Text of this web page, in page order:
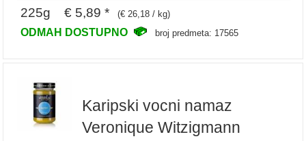
225g € 5,89 * (€ 26,18 / kg)
ODMAH DOSTUPNO broj predmeta: 17565
Karipski vocni namaz
Veronique Witzigmann